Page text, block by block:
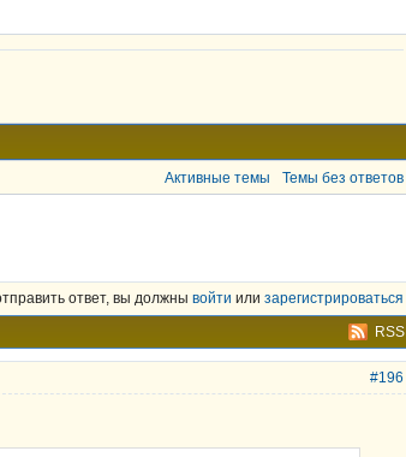
Активные темы Темы без ответов
ответ, вы должны войти или зарегистрироваться
RSS
#196